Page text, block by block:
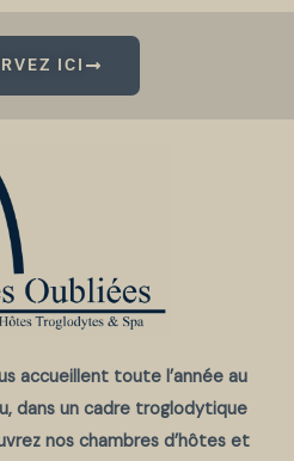
ICI
accueillent toute l’année au
dans un cadre troglodytique
nos chambres d’hôtes et